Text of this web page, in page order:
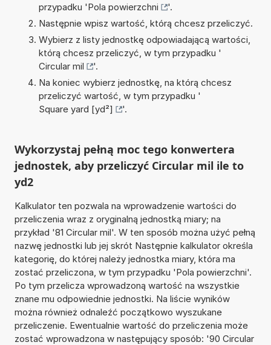
przypadku 'Pola powierzchni
'.
Następnie wpisz wartość, którą chcesz przeliczyć.
Wybierz z listy jednostkę odpowiadającą wartości,
którą chcesz przeliczyć, w tym przypadku '
Circular mil
'.
Na koniec wybierz jednostkę, na którą chcesz
przeliczyć wartość, w tym przypadku '
Square yard [yd²]
'.
Wykorzystaj pełną moc tego konwertera
jednostek, aby przeliczyć Circular mil ile to
yd2
Kalkulator ten pozwala na wprowadzenie wartości do
przeliczenia wraz z oryginalną jednostką miary; na
przykład '81 Circular mil'. W ten sposób można użyć pełną
nazwę jednostki lub jej skrót Następnie kalkulator określa
kategorię, do której należy jednostka miary, która ma
zostać przeliczona, w tym przypadku 'Pola powierzchni'.
Po tym przelicza wprowadzoną wartość na wszystkie
znane mu odpowiednie jednostki. Na liście wyników
można również odnaleźć początkowo wyszukane
przeliczenie. Ewentualnie wartość do przeliczenia może
zostać wprowadzona w następujący sposób: '90 Circular